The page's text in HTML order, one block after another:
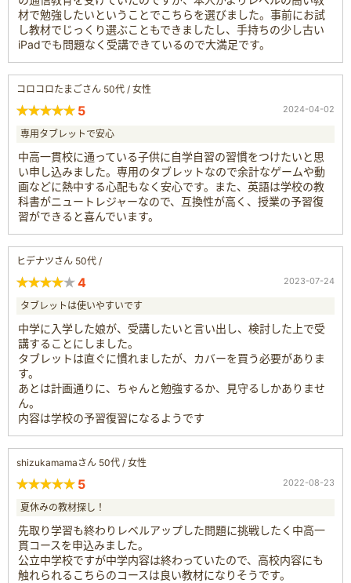
材で勉強したいということでこちらを選びました。事前にお試
し教材でじっくり選ぶこともできましたし、手持ちの少し古い
iPadでも問題なく受講できているので大満足です。
コロコロたまごさん 50代 / 女性
5 2024-04-02
専用タブレットで安心
中高一貫校に通っている子供に自学自習の習慣をつけたいと思
い申し込みました。専用のタブレットなので余計なゲームや動
画などに熱中する心配もなく安心です。また、英語は学校の教
科書がニュートレジャーなので、互換性が高く、授業の予習復
習ができると喜んでいます。
ヒデナツさん 50代 /
4 2023-07-24
タブレットは使いやすいです
中学に入学した娘が、受講したいと言い出し、検討した上で受
講することにしました。
タブレットは直ぐに慣れましたが、カバーを買う必要がありま
す。
あとは計画通りに、ちゃんと勉強するか、見守るしかありませ
ん。
内容は学校の予習復習になるようです
shizukamamaさん 50代 / 女性
5 2022-08-23
夏休みの教材探し！
先取り学習も終わりレベルアップした問題に挑戦したく中高一
貫コースを申込みました。
公立中学校ですが中学内容は終わっていたので、高校内容にも
触れられるこちらのコースは良い教材になりそうです。